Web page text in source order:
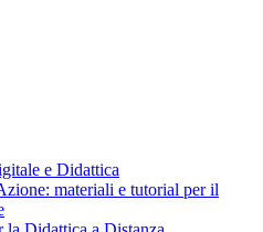
e Didattica
materiali e tutorial per il